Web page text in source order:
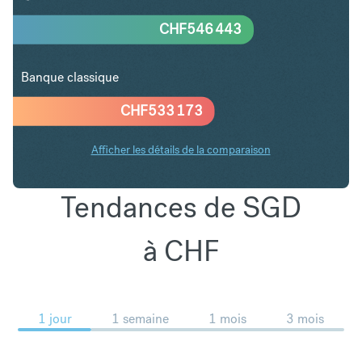
CHF533 173
CHF546 443
Banque classique
Afficher les détails de la comparaison
Tendances de SGD
à CHF
1 jour 1 semaine 1 mois 3 mois